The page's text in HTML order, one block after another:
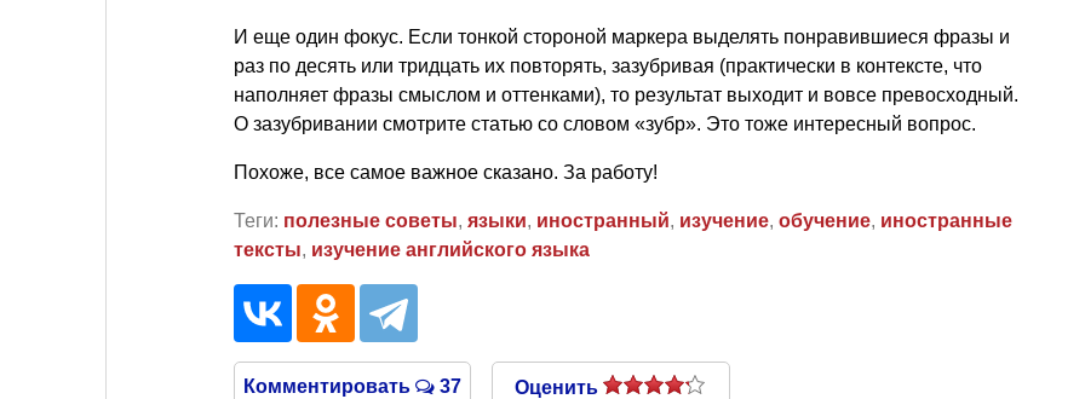
И еще один фокус. Если тонкой стороной маркера выделять понравившиеся фразы и
раз по десять или тридцать их повторять, зазубривая (практически в контексте, что
наполняет фразы смыслом и оттенками), то результат выходит и вовсе превосходный.
О зазубривании смотрите статью со словом «зубр». Это тоже интересный вопрос.
Похоже, все самое важное сказано. За работу!
Теги: полезные советы, языки, иностранный, изучение, обучение, иностранные
тексты, изучение английского языка
Комментировать 37 Оценить